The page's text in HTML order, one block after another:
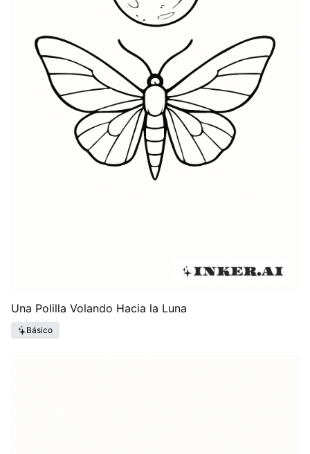
Una Polilla Volando Hacia la Luna
Básico